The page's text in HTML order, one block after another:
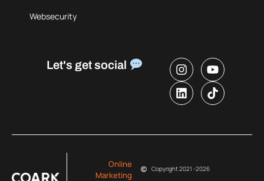
Websecurity
Let's get social
Online
Marketing
Copyright 2021 -2026